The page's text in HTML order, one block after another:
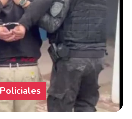
Policiales